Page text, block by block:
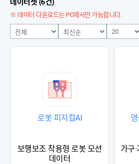
데이터셋 (6건)
※ 데이터 다운로드는 PC에서만 가능합니다.
로봇·피지컬AI
보행보조 착용형 로봇 모션
데이터
가구